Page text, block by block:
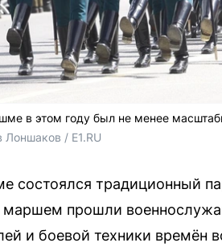
в этом году был не менее
Лоншаков / E1.RU
состоялся традиционный
прошли
и боевой техники времён